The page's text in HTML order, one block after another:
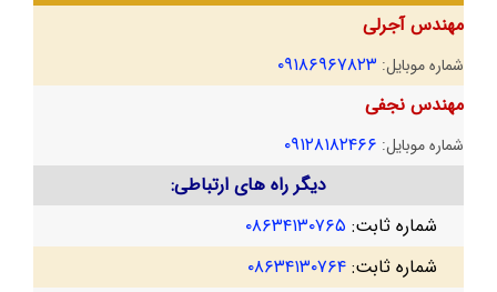
مهندس آجرلی
شماره موبایل: ۰۹۱۸۶۹۶۷۸۲۳
مهندس نجفی
شماره موبایل: ۰۹۱۲۸۱۸۲۴۶۶
دیگر راه های ارتباطی:
شماره ثابت: ۰۸۶۳۴۱۳۰۷۶۵
شماره ثابت: ۰۸۶۳۴۱۳۰۷۶۴